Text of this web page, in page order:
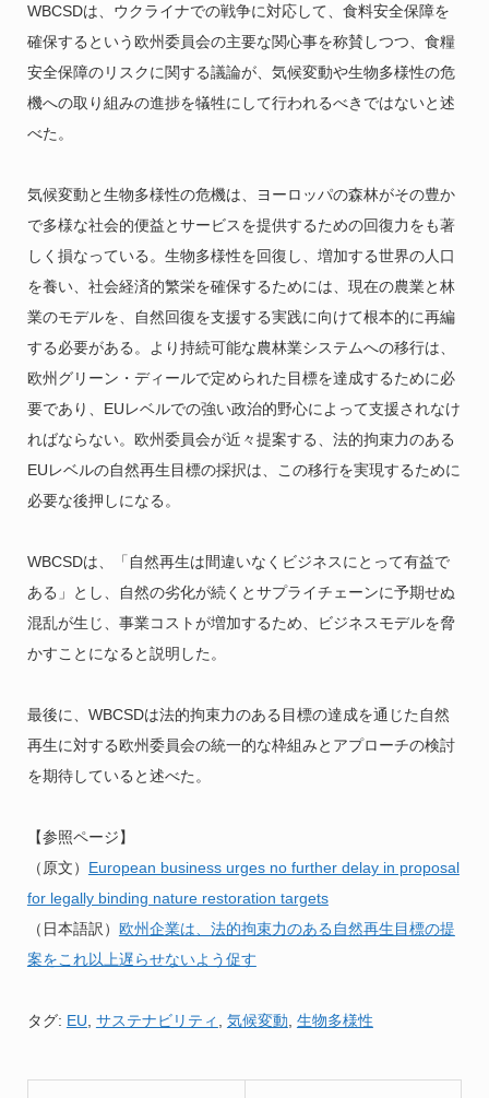
WBCSDは、ウクライナでの戦争に対応して、食料安全保障を
確保するという欧州委員会の主要な関心事を称賛しつつ、食糧
安全保障のリスクに関する議論が、気候変動や生物多様性の危
機への取り組みの進捗を犠牲にして行われるべきではないと述
べた。
気候変動と生物多様性の危機は、ヨーロッパの森林がその豊か
で多様な社会的便益とサービスを提供するための回復力をも著
しく損なっている。生物多様性を回復し、増加する世界の人口
を養い、社会経済的繁栄を確保するためには、現在の農業と林
業のモデルを、自然回復を支援する実践に向けて根本的に再編
する必要がある。より持続可能な農林業システムへの移行は、
欧州グリーン・ディールで定められた目標を達成するために必
要であり、EUレベルでの強い政治的野心によって支援されなけ
ればならない。欧州委員会が近々提案する、法的拘束力のある
EUレベルの自然再生目標の採択は、この移行を実現するために
必要な後押しになる。
WBCSDは、「自然再生は間違いなくビジネスにとって有益で
ある」とし、自然の劣化が続くとサプライチェーンに予期せぬ
混乱が生じ、事業コストが増加するため、ビジネスモデルを脅
かすことになると説明した。
最後に、WBCSDは法的拘束力のある目標の達成を通じた自然
再生に対する欧州委員会の統一的な枠組みとアプローチの検討
を期待していると述べた。
【参照ページ】
（原文） European business urges no further delay in proposal
for legally binding nature restoration targets
（日本語訳） 欧州企業は、法的拘束力のある自然再生目標の提
案をこれ以上遅らせないよう促す
タグ: EU サステナビリティ 気候変動 生物多様性